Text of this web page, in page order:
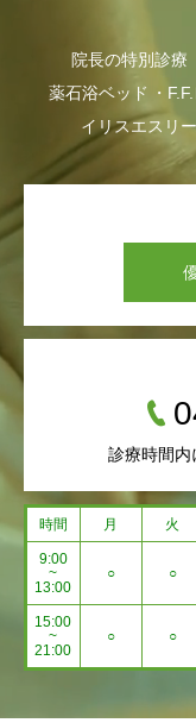
院長の特別診療
薬石浴ベッド
イリスエスリ
診療時間
時間 月 火
9:00
~
13:00
○ ○
15:00
~
21:00
○ ○